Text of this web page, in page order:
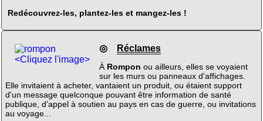
Redécouvrez-les, plantez-les et mangez-les !
<Cliquez l'image>
◎ Réclames
À Rompon ou ailleurs, elles se voyaient
sur les murs ou panneaux d'affichages.
Elle invitaient à acheter, vantaient un produit, ou étaient support
d'un message quelconque pouvant être information de santé
publique, d'appel à soutien au pays en cas de guerre, ou invitations
au voyage...